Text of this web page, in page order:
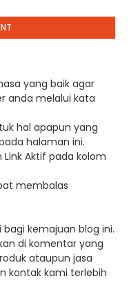
yang baik agar
anda melalui kata
hal apapun yang
halaman ini.
Aktif pada kolom
membalas
bagi kemajuan blog ini.
di komentar yang
ataupun jasa
kontak kami terlebih